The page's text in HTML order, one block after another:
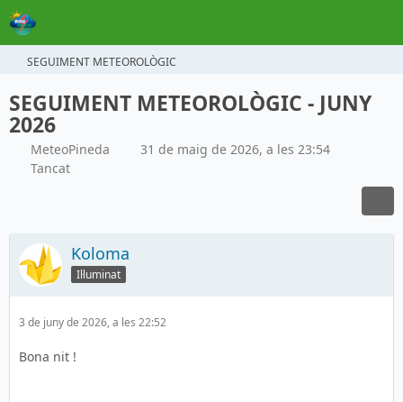
SEGUIMENT METEOROLÒGIC
SEGUIMENT METEOROLÒGIC - JUNY
2026
MeteoPineda
31 de maig de 2026, a les 23:54
Tancat
Koloma
Il·luminat
3 de juny de 2026, a les 22:52
Bona nit !